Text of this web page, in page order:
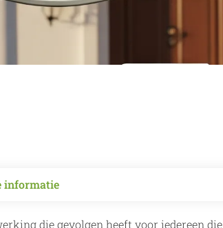
informatie
die gevolgen heeft voor iedereen die